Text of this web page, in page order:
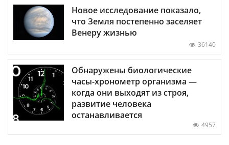
Новое исследование показало,
что Земля постепенно заселяет
Венеру жизнью
36140
Обнаружены биологические
часы-хронометр организма —
когда они выходят из строя,
развитие человека
останавливается
4957